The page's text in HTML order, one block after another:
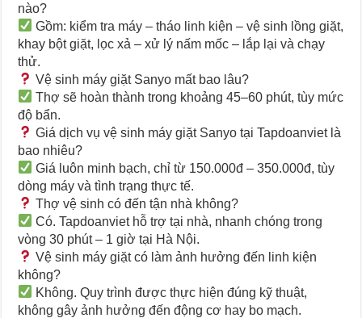
nào?
Gồm: kiểm tra máy – tháo linh kiện – vệ sinh lồng giặt,
khay bột giặt, lọc xả – xử lý nấm mốc – lắp lại và chạy
thử.
Vệ sinh máy giặt Sanyo mất bao lâu?
Thợ sẽ hoàn thành trong khoảng 45–60 phút, tùy mức
độ bẩn.
Giá dịch vụ vệ sinh máy giặt Sanyo tại Tapdoanviet là
bao nhiêu?
Giá luôn minh bạch, chỉ từ 150.000đ – 350.000đ, tùy
dòng máy và tình trạng thực tế.
Thợ vệ sinh có đến tận nhà không?
Có. Tapdoanviet hỗ trợ tại nhà, nhanh chóng trong
vòng 30 phút – 1 giờ tại Hà Nội.
Vệ sinh máy giặt có làm ảnh hưởng đến linh kiện
không?
Không. Quy trình được thực hiện đúng kỹ thuật,
không gây ảnh hưởng đến động cơ hay bo mạch.